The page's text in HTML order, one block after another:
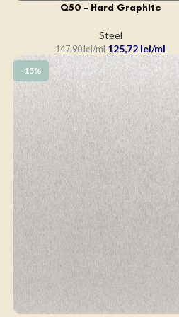
ADAUGĂ ÎN COȘQ50 – Hard Graphite
Steel
147,90lei 125,72 lei
-15%